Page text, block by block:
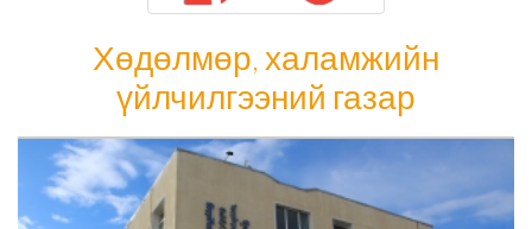
Хөдөлмөр, халамжийн
үйлчилгээний газар
Хөдөлмөр, халамжийн үйлчилгээний газар